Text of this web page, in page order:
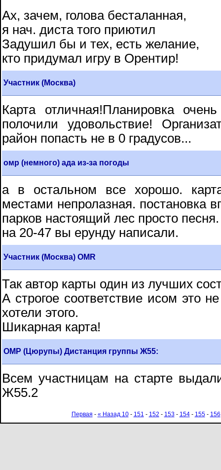
Ах, зачем, голова бесталанная,
я нач. диста того приютил
Задушил бы и тех, есть желание,
кто придумал игру в Орентир!
Участник (Москва)
Карта отличная!Планировка
полочили удовольствие!
район попасть не в 0 градусов...
омр (немного) ада из-за погоды
а в остальном все хорошо.
местами непролазная. постановка
парков настоящий лес просто песня.
на 20-47 вы ерунду написали.
Участник (Москва) OMR
Так автор карты один из лучших
А строгое соответствие исом это
хотели этого.
Шикарная карта!
ОМР (Цюрупы) Дистанция группы Ж55:
Всем участницам на старте
Ж55.2
Первая - « Назад 10- 151 - 152 - 153- 154- 155- 156